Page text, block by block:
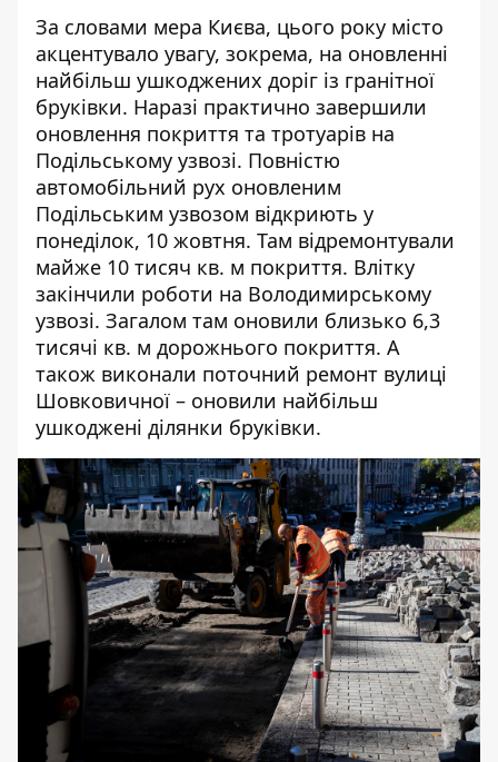
За словами мера Києва, цього року місто
акцентувало увагу, зокрема, на оновленні
найбільш ушкоджених доріг із гранітної
бруківки. Наразі практично завершили
оновлення покриття та тротуарів на
Подільському узвозі. Повністю
автомобільний рух оновленим
Подільським узвозом відкриють у
понеділок, 10 жовтня. Там відремонтували
майже 10 тисяч кв. м покриття. Влітку
закінчили роботи на Володимирському
узвозі. Загалом там оновили близько 6,3
тисячі кв. м дорожнього покриття. А
також виконали поточний ремонт вулиці
Шовковичної – оновили найбільш
ушкоджені ділянки бруківки.